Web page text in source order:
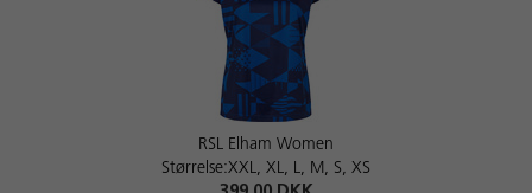
RSL Elham Women
Størrelse:XXL, XL, L, M, S, XS